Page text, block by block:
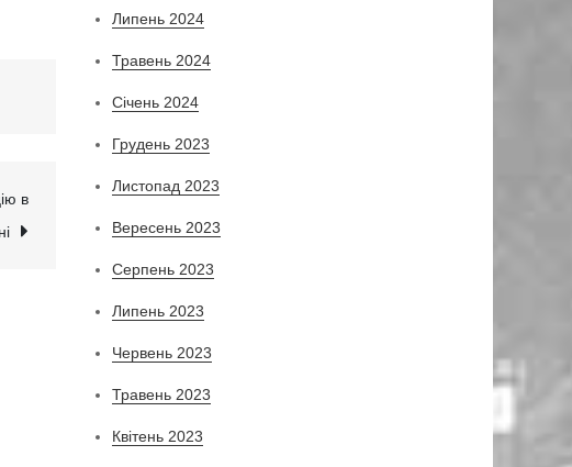
в
Липень 2024
Травень 2024
Січень 2024
Грудень 2023
Листопад 2023
Вересень 2023
Серпень 2023
Липень 2023
Червень 2023
Травень 2023
Квітень 2023